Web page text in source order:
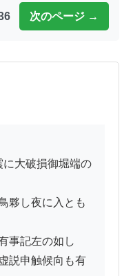
次のページ →
夥し夜に入とも
事記左の如し
説申触候向も有